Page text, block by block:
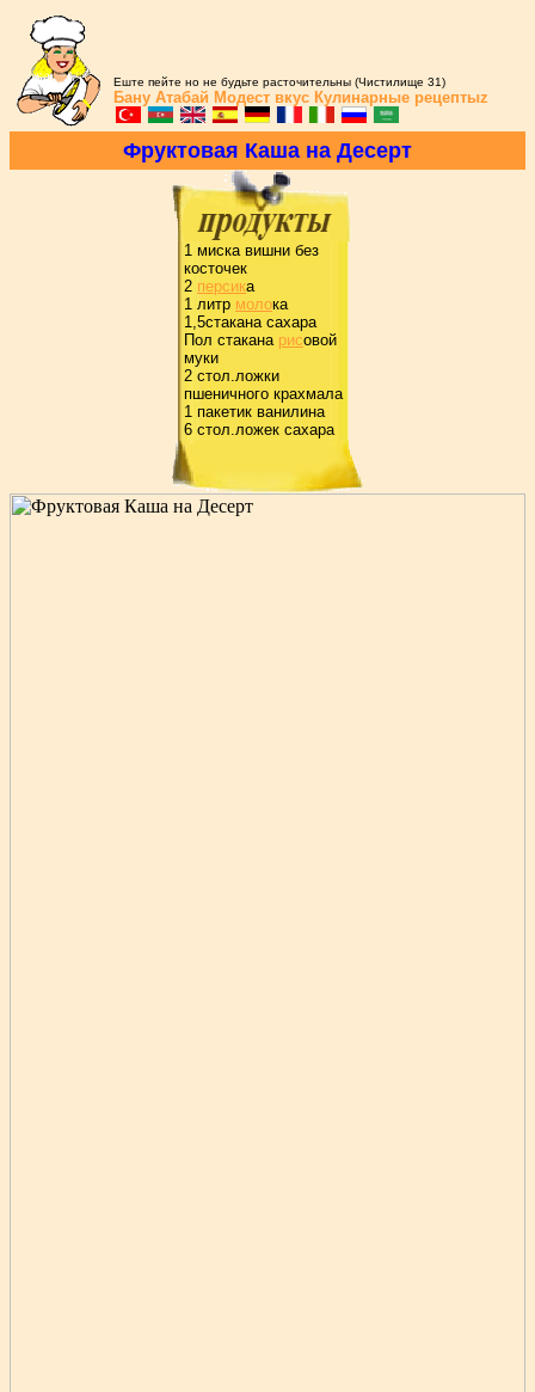
Еште пейте но не будьте расточительны (Чистилище 31)
Бану Атабай Модест вкус Кулинарные рецептыz
Фpуктовая Каша на Десеpт
1 миска вишни без
косточек
2 пеpсика
1 литp молока
1,5стакана сахаpа
Пол стакана pисовой
муки
2 стол.ложки
пшеничного кpахмала
1 пакетик ванилина
6 стол.ложек сахаpа